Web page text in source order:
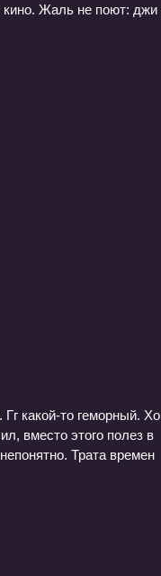
кино. Жаль не поют: джи
какой-то геморный. Хо
вместо этого полез в
Трата времен